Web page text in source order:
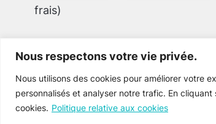
Nous respectons votre vie privée.
Nous utilisons des cookies pour améliorer votre
personnalisés et analyser notre trafic. En
cookies. Politique relative aux cookies
frais)